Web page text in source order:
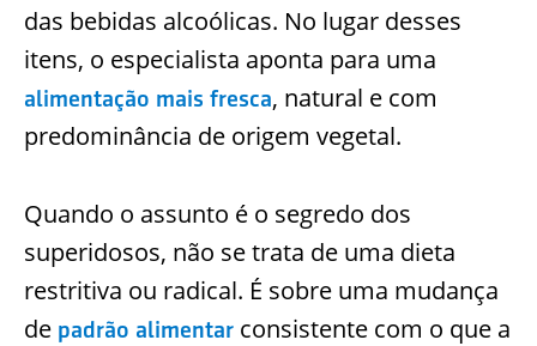
das bebidas alcoólicas. No lugar desses
itens, o especialista aponta para uma
alimentação mais fresca, natural e com
predominância de origem vegetal.
Quando o assunto é o segredo dos
superidosos, não se trata de uma dieta
restritiva ou radical. É sobre uma mudança
de padrão alimentar consistente com o que a